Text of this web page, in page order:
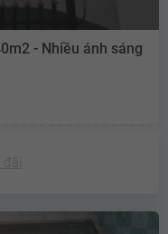
- Nhiều ánh sáng
đãi